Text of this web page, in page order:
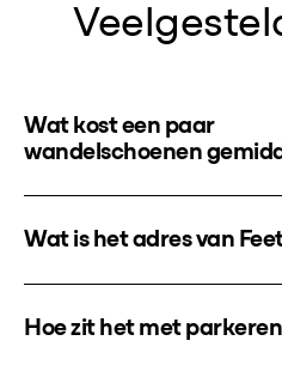
Wat kost een paar
wandelschoenen
Wat is het adres van
Hoe zit het met